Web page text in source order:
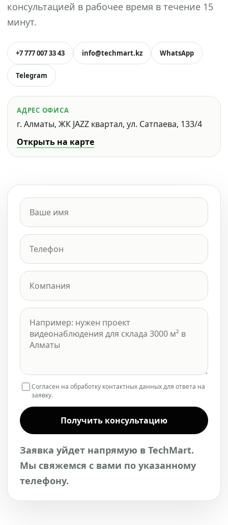
консультацией в рабочее время в течение 15
минут.
+7 777 007 33 43 info@techmart.kz WhatsApp
Telegram
АДРЕС ОФИСА
г. Алматы, ЖК JAZZ квартал, ул. Сатпаева, 133/4
Открыть на карте
Согласен на обработку контактных данных для ответа на
заявку.
Получить консультацию
Заявка уйдет напрямую в TechMart.
Мы свяжемся с вами по указанному
телефону.